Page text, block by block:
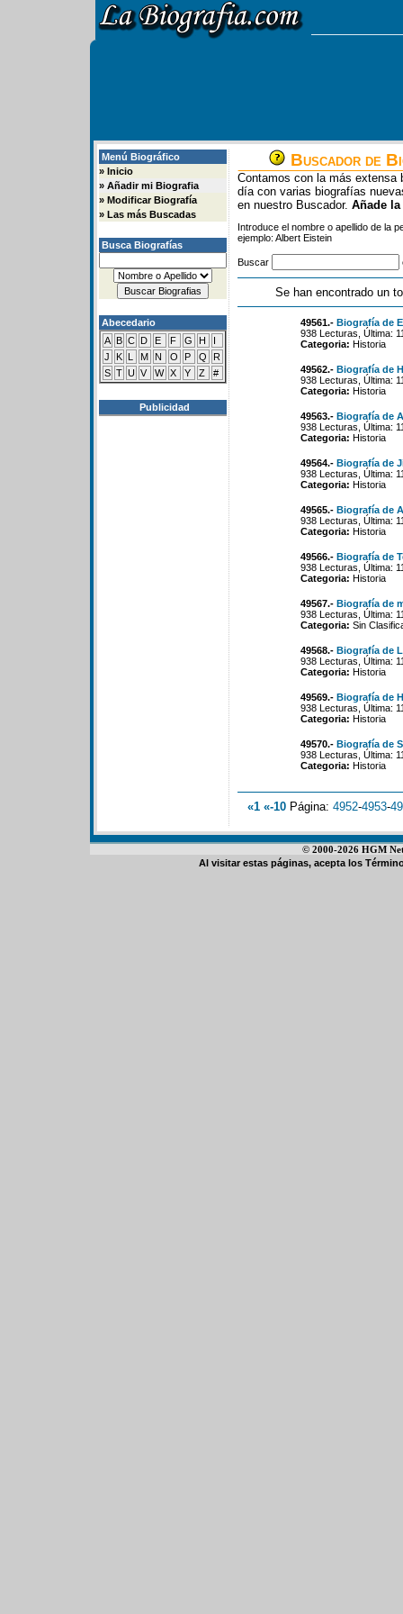
Menú Biográfico
» Inicio
» Añadir mi Biografia
» Modificar Biografía
» Las más Buscadas
Busca Biografías
Abecedario
A B C D E F G H
I
J
K L M N O P Q
R
S T U V W X Y Z #
Publicidad
Buscador de
Contamos con la más extensa
día con varias biografías
en nuestro Buscador. Añade
Introduce el nombre o apellido de la
ejemplo: Albert Eistein
Buscar
Se han encontrado un
49561.- Biografía de
938 Lecturas, Última:
Categoria: Historia
49562.- Biografía de
938 Lecturas, Última:
Categoria: Historia
49563.- Biografía de
938 Lecturas, Última:
Categoria: Historia
49564.- Biografía de
938 Lecturas, Última:
Categoria: Historia
49565.- Biografía de
938 Lecturas, Última:
Categoria: Historia
49566.- Biografía de
938 Lecturas, Última:
Categoria: Historia
49567.- Biografía de
938 Lecturas, Última:
Categoria: Sin
49568.- Biografía de
938 Lecturas, Última:
Categoria: Historia
49569.- Biografía de
938 Lecturas, Última:
Categoria: Historia
49570.- Biografía de
938 Lecturas, Última:
Categoria: Historia
«1 «-10 Página: 4952-4953-
© 2000-2026 HGM
Al visitar estas páginas, acepta los